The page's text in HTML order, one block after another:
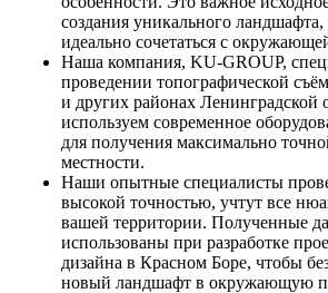
создания уникального ландшафта,
идеально сочетаться с
Наша компания, KU-GROUP,
проведении топографической
и других районах Ленинградской
используем современное
для получения максимально
местности.
Наши опытные специалисты
высокой точностью, учтут все
вашей территории. Полученные
использованы при разработке
дизайна в Красном Боре, чтобы
новый ландшафт в окружающую